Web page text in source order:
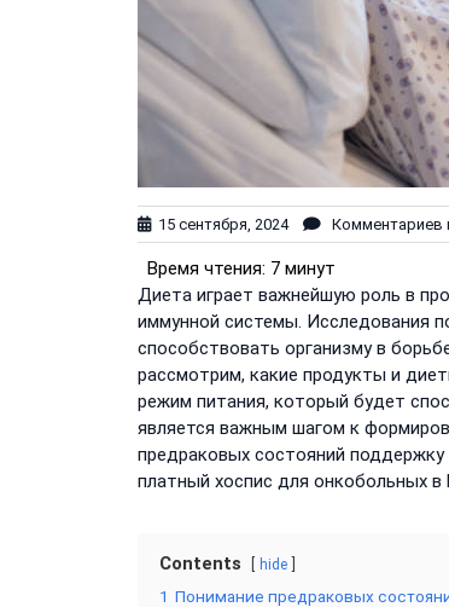
15 сентября, 2024 Комментариев
Время чтения: 7 минут
Диета играет важнейшую роль в
иммунной системы. Исследования
способствовать организму в
рассмотрим, какие продукты и
режим питания, который будет
является важным шагом к
предраковых состояний
платный хоспис для онкобольных в
Contents hide
1 Понимание предраковых